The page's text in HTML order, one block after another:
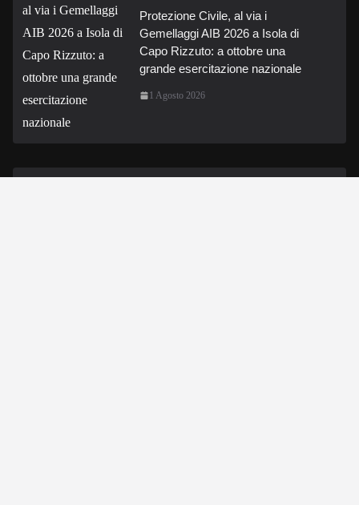
Protezione Civile, al via i
Gemellaggi AIB 2026 a Isola di
Capo Rizzuto: a ottobre una
grande esercitazione nazionale
1 Agosto 2026